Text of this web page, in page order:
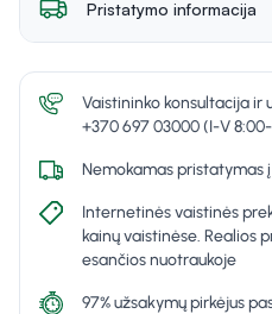
Pristatymo informacija
Vaistininko konsultacija ir
+370 697 03000 (I-V 8:00-
Nemokamas pristatymas
Internetinės vaistinės
kainų vaistinėse. Realios
esančios nuotraukoje
97% užsakymų pirkėjus